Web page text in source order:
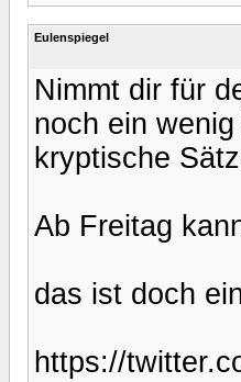
Eulenspiegel
Nimmt dir für
noch ein
kryptische
Ab Freitag
das ist doch
https://